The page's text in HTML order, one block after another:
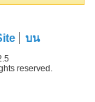
บน
reserved.